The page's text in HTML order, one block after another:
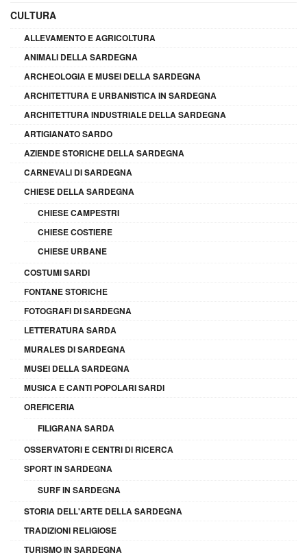
CULTURA
ALLEVAMENTO E AGRICOLTURA
ANIMALI DELLA SARDEGNA
ARCHEOLOGIA E MUSEI DELLA SARDEGNA
ARCHITETTURA E URBANISTICA IN SARDEGNA
ARCHITETTURA INDUSTRIALE DELLA SARDEGNA
ARTIGIANATO SARDO
AZIENDE STORICHE DELLA SARDEGNA
CARNEVALI DI SARDEGNA
CHIESE DELLA SARDEGNA
CHIESE CAMPESTRI
CHIESE COSTIERE
CHIESE URBANE
COSTUMI SARDI
FONTANE STORICHE
FOTOGRAFI DI SARDEGNA
LETTERATURA SARDA
MURALES DI SARDEGNA
MUSEI DELLA SARDEGNA
MUSICA E CANTI POPOLARI SARDI
OREFICERIA
FILIGRANA SARDA
OSSERVATORI E CENTRI DI RICERCA
SPORT IN SARDEGNA
SURF IN SARDEGNA
STORIA DELL'ARTE DELLA SARDEGNA
TRADIZIONI RELIGIOSE
TURISMO IN SARDEGNA